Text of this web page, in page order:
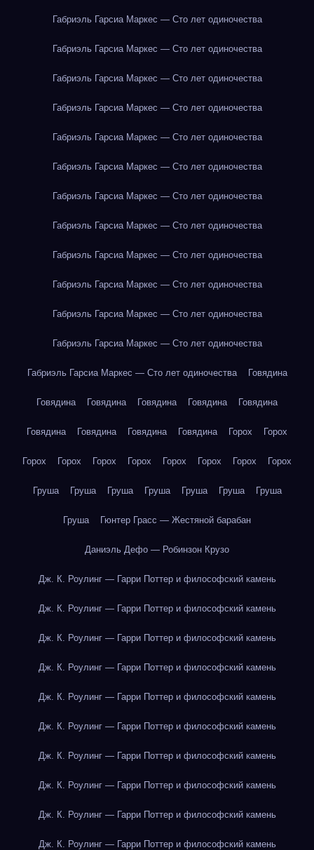
Габриэль Гарсиа Маркес — Сто лет одиночества
Габриэль Гарсиа Маркес — Сто лет одиночества
Габриэль Гарсиа Маркес — Сто лет одиночества
Габриэль Гарсиа Маркес — Сто лет одиночества
Габриэль Гарсиа Маркес — Сто лет одиночества
Габриэль Гарсиа Маркес — Сто лет одиночества
Габриэль Гарсиа Маркес — Сто лет одиночества
Габриэль Гарсиа Маркес — Сто лет одиночества
Габриэль Гарсиа Маркес — Сто лет одиночества
Габриэль Гарсиа Маркес — Сто лет одиночества
Габриэль Гарсиа Маркес — Сто лет одиночества
Габриэль Гарсиа Маркес — Сто лет одиночества
Габриэль Гарсиа Маркес — Сто лет одиночества Говядина
Говядина Говядина Говядина Говядина Говядина
Говядина Говядина Говядина Говядина Горох Горох
Горох Горох Горох Горох Горох Горох Горох Горох
Груша Груша Груша Груша Груша Груша Груша
Груша Гюнтер Грасс — Жестяной барабан
Даниэль Дефо — Робинзон Крузо
Дж. К. Роулинг — Гарри Поттер и философский камень
Дж. К. Роулинг — Гарри Поттер и философский камень
Дж. К. Роулинг — Гарри Поттер и философский камень
Дж. К. Роулинг — Гарри Поттер и философский камень
Дж. К. Роулинг — Гарри Поттер и философский камень
Дж. К. Роулинг — Гарри Поттер и философский камень
Дж. К. Роулинг — Гарри Поттер и философский камень
Дж. К. Роулинг — Гарри Поттер и философский камень
Дж. К. Роулинг — Гарри Поттер и философский камень
Дж. К. Роулинг — Гарри Поттер и философский камень